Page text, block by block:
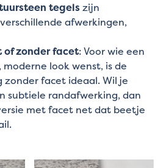
tegelszijn
afwerkingen,
of zonder facet: Voor wie een
look wenst, is de
zonder facet ideaal. Wil je
subtiele randafwerking, dan
met facet net dat beetje